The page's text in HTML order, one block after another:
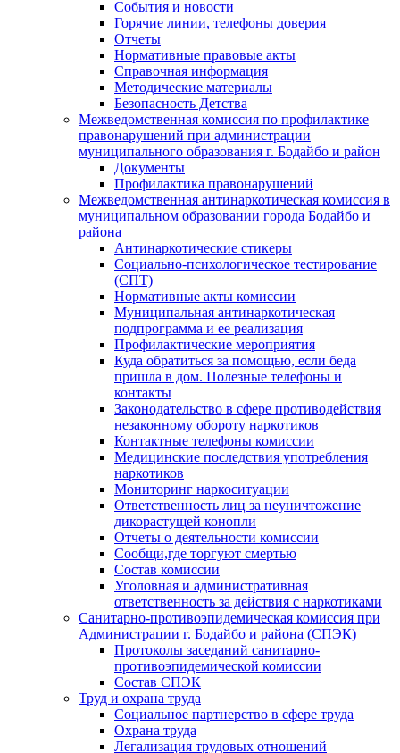
События и новости
Горячие линии, телефоны доверия
Отчеты
Нормативные правовые акты
Справочная информация
Методические материалы
Безопасность Детства
Межведомственная комиссия по профилактике
правонарушений при администрации
муниципального образования г. Бодайбо и район
Документы
Профилактика правонарушений
Межведомственная антинаркотическая комиссия в
муниципальном образовании города Бодайбо и
района
Антинаркотические стикеры
Социально-психологическое тестирование
(СПТ)
Нормативные акты комиссии
Муниципальная антинаркотическая
подпрограмма и ее реализация
Профилактические мероприятия
Куда обратиться за помощью, если беда
пришла в дом. Полезные телефоны и
контакты
Законодательство в сфере противодействия
незаконному обороту наркотиков
Контактные телефоны комиссии
Медицинские последствия употребления
наркотиков
Мониторинг наркоситуации
Ответственность лиц за неуничтожение
дикорастущей конопли
Отчеты о деятельности комиссии
Сообщи,где торгуют смертью
Состав комиссии
Уголовная и административная
ответственность за действия с наркотиками
Санитарно-противоэпидемическая комиссия при
Администрации г. Бодайбо и района (СПЭК)
Протоколы заседаний санитарно-
противоэпидемической комиссии
Состав СПЭК
Труд и охрана труда
Социальное партнерство в сфере труда
Охрана труда
Легализация трудовых отношений